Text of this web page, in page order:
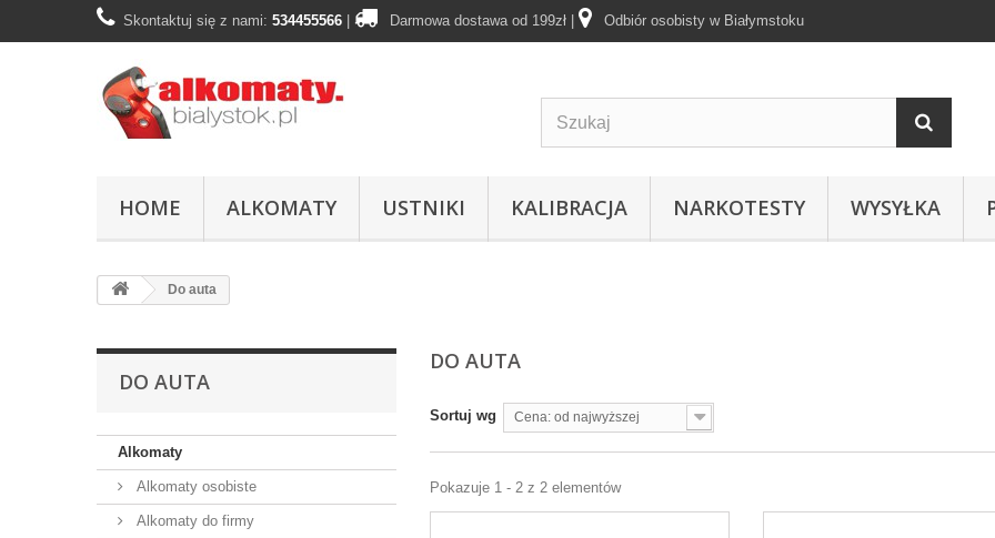
Skontaktuj się z nami: 534455566 Darmowa dostawa od 199zł Odbiór osobisty w Białymstoku
HOME ALKOMATY USTNIKI KALIBRACJA NARKOTESTY WYSYŁKA
Do auta
DO AUTA
Alkomaty
Alkomaty osobiste
Alkomaty do firmy
DO AUTA
Sortuj wg Cena: od najwyższej
Pokazuje 1 - 2 z 2 elementów